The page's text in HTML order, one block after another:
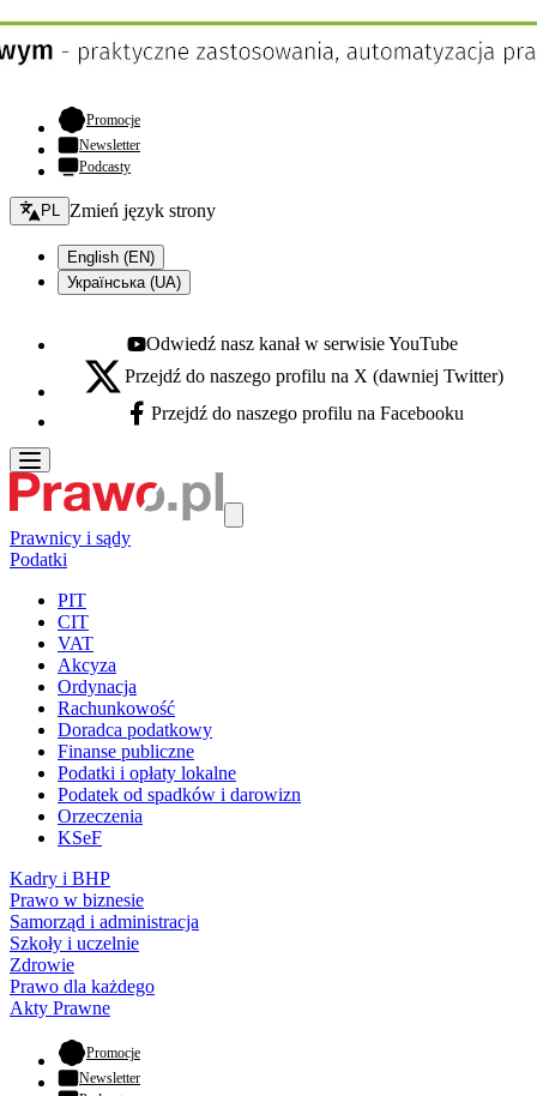
Promocje- otwiera się w nowej karcie
Newsletter
Podcasty
Zmień język - bieżący:
PL Zmień język strony
English (EN)
Українська (UA)
Youtube - otwiera się w nowej karcie
Odwiedź nasz kanał w serwisie YouTube
X - otwiera się w nowej karcie
Przejdź do naszego profilu na X (dawniej Twitter)
Facebook - otwiera się w nowej karcie
Przejdź do naszego profilu na Facebooku
Prawnicy i sądy
Podatki
PIT
CIT
VAT
Akcyza
Ordynacja
Rachunkowość
Doradca podatkowy
Finanse publiczne
Podatki i opłaty lokalne
Podatek od spadków i darowizn
Orzeczenia
KSeF
Kadry i BHP
Prawo w biznesie
Samorząd i administracja
Szkoły i uczelnie
Zdrowie
Prawo dla każdego
Akty Prawne
Promocje- otwiera się w nowej karcie
Newsletter